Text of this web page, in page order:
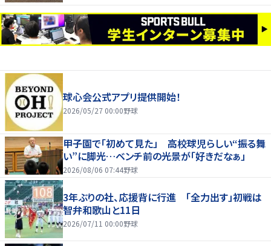
球心会公式アプリ提供開始！
2026/05/27 00:00野球
甲子園で「初めて見た」 高校球児らしい“振る舞
い”に脚光…ベンチ前の光景が「好きだなぁ」
2026/08/06 07:44野球
3年ぶりの社、応援背に行進 「全力出す」初戦は
智弁和歌山と11日
2026/07/11 00:00野球